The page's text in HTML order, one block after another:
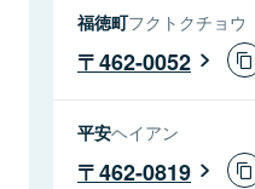
福徳町フクトクチョウ
462-0052
平安ヘイアン
462-0819